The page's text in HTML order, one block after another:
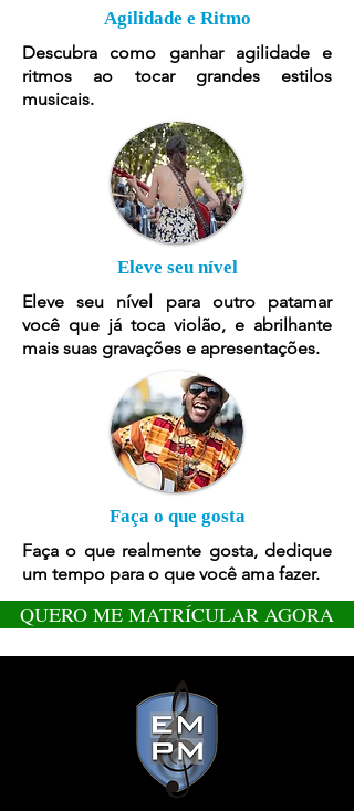
Agilidade e Ritmo
Descubra como ganhar agilidade e
ritmos ao tocar grandes estilos
musicais.
Eleve seu nível
Eleve seu nível para outro patamar
você que já toca violão, e abrilhante
mais suas gravações e apresentações.
Faça o que gosta
Faça o que realmente gosta, dedique
um tempo para o que você ama fazer.
QUERO ME MATRÍCULAR AGORA